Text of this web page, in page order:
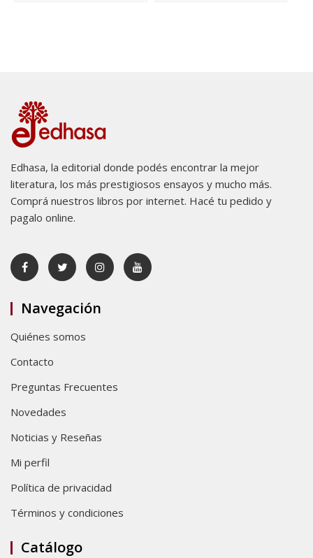
Edhasa, la editorial donde podés encontrar la mejor
literatura, los más prestigiosos ensayos y mucho más.
Comprá nuestros libros por internet. Hacé tu pedido y
pagalo online.
Navegación
Quiénes somos
Contacto
Preguntas Frecuentes
Novedades
Noticias y Reseñas
Mi perfil
Política de privacidad
Términos y condiciones
Catálogo